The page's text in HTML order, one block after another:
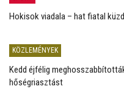
Hokisok viadala – hat fiatal
KÖZLEMÉNYEK
Kedd éjfélig
hőségriasztást